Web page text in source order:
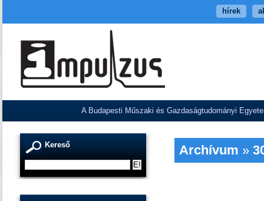
hírek
A Budapesti Műszaki és Gazdaságtudományi
Kereső Archívum »